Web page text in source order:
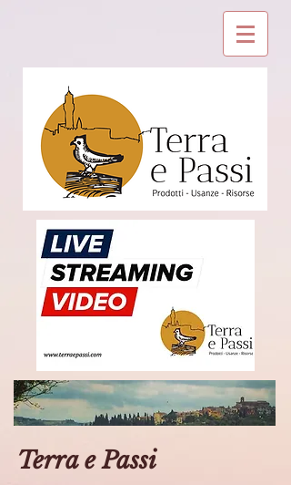
Terra e Passi